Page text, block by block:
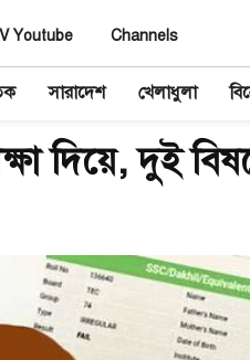
Youtube Channels
সারাদেশ খেলাধুলা
দিয়ে, দুই